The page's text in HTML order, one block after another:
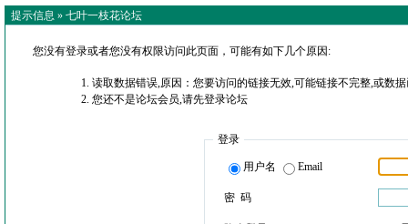
提示信息 » 七叶一枝花论坛
您没有登录或者您没有权限访问此页面，可能有如下几个原因:
读取数据错误,原因：您要访问的链接无效,可能链接不完整,或数
您还不是论坛会员,请先登录论坛
登录
用户名 Email
密 码